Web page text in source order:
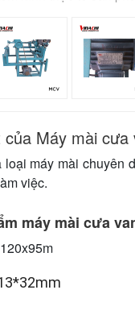
Máy mài cưa
máy mài chuyên
việc.
máy mài cưa